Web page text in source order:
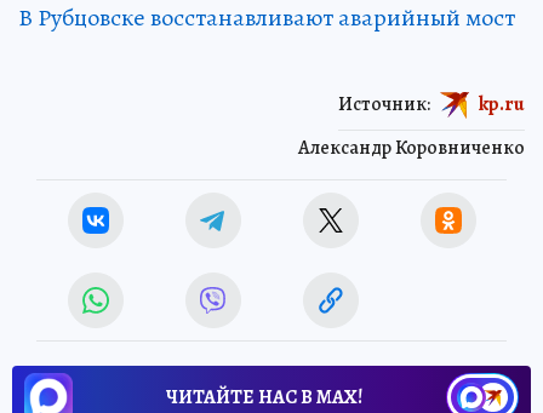
В Рубцовске восстанавливают аварийный мост
Александр Коровниченко
Источник: kp.ru
ЧИТАЙТЕ НАС В МАХ!